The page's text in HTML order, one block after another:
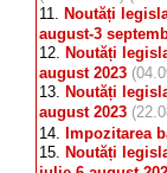
11. Noutăți
august-3
12. Noutăți
august 2023
13. Noutăți
august 2023
14. Impozitarea
15. Noutăți